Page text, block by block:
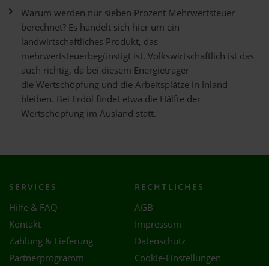
Warum werden nur sieben Prozent Mehrwertsteuer
berechnet? Es handelt sich hier um ein
landwirtschaftliches Produkt, das
mehrwertsteuerbegünstigt ist. Volkswirtschaftlich ist das
auch richtig, da bei diesem Energieträger
die Wertschöpfung und die Arbeitsplätze in Inland
bleiben. Bei Erdöl findet etwa die Hälfte der
Wertschöpfung im Ausland statt.
SERVICES
Hilfe & FAQ
Kontakt
Zahlung & Lieferung
Partnerprogramm
RECHTLICHES
AGB
Impressum
Datenschutz
Cookie-Einstellungen